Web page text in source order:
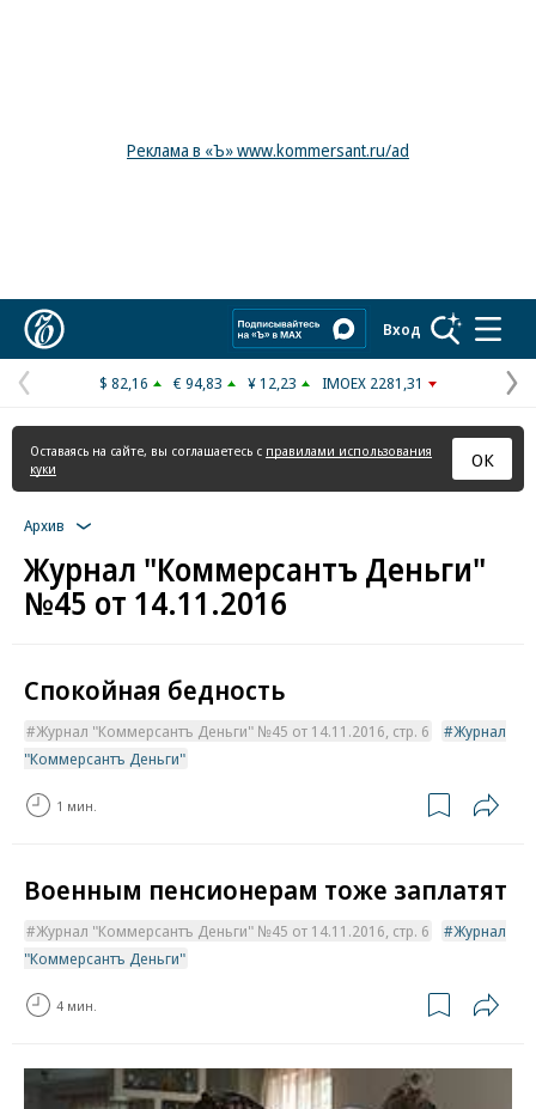
Реклама в «Ъ» www.kommersant.ru/ad
Вход
Предыдущая
страница
$ 82,16 € 94,83 ¥ 12,23 IMOEX 2281,31
Оставаясь на сайте, вы соглашаетесь с правилами использования
куки
ОК
Архив
Журнал "Коммерсантъ Деньги"
№45 от 14.11.2016
Спокойная бедность
Журнал "Коммерсантъ Деньги" №45 от 14.11.2016, стр. 6
Журнал
"Коммерсантъ Деньги"
1 мин.
Военным пенсионерам тоже заплатят
Журнал "Коммерсантъ Деньги" №45 от 14.11.2016, стр. 6
Журнал
"Коммерсантъ Деньги"
4 мин.